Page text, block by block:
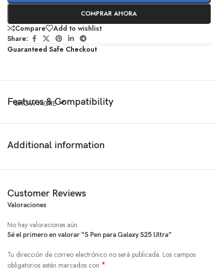
COMPRAR AHORA
Compare
Add to wishlist
Share:
Guaranteed Safe Checkout
Features & Compatibility
SHOW MORE
Additional information
Customer Reviews
Valoraciones
No hay valoraciones aún.
Sé el primero en valorar “S Pen para Galaxy S25 Ultra”
Tu dirección de correo electrónico no será publicada. Los campos
obligatorios están marcados con *